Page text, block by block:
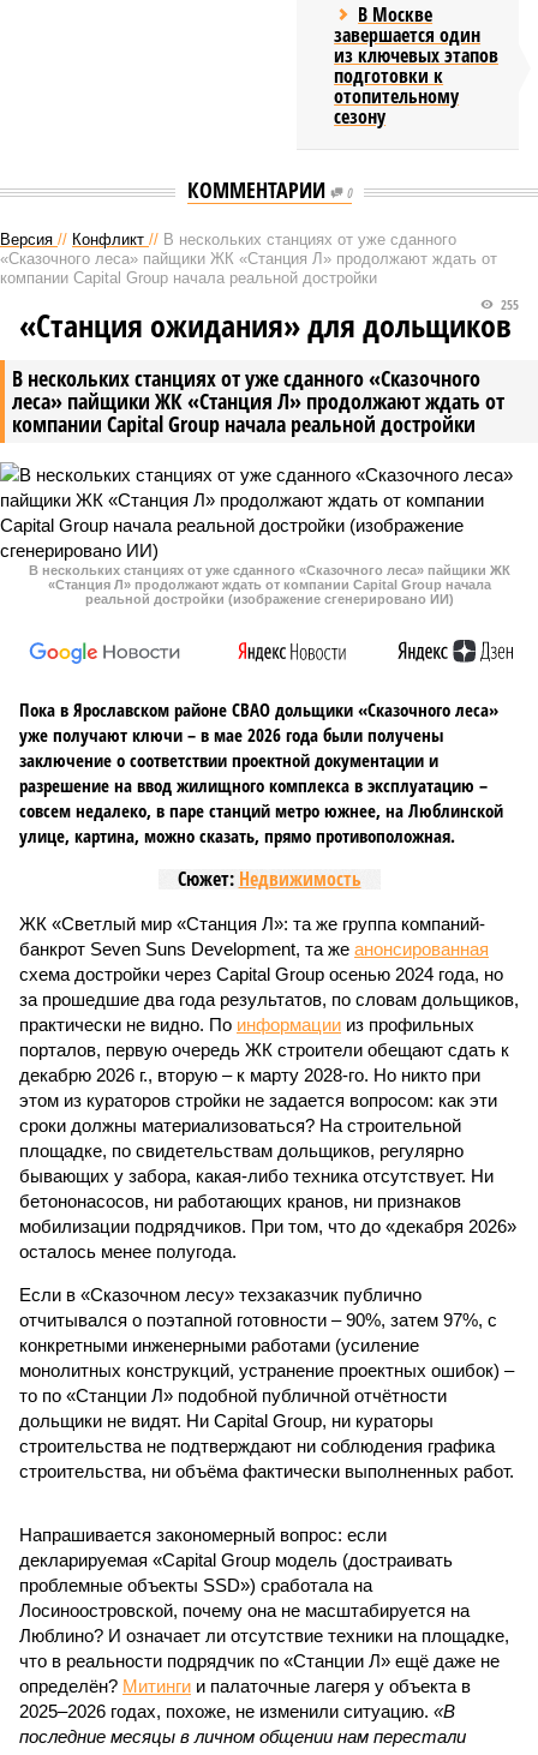
В Москве
завершается один
из ключевых этапов
подготовки к
отопительному
сезону
КОММЕНТАРИИ 0
Версия // Конфликт // В нескольких станциях от уже сданного
«Сказочного леса» пайщики ЖК «Станция Л» продолжают ждать от
компании Capital Group начала реальной достройки
В нескольких станциях от уже сданного «Сказочного
леса» пайщики ЖК «Станция Л» продолжают ждать от
компании Capital Group начала реальной достройки
255
«Станция ожидания» для дольщиков
В нескольких станциях от уже сданного «Сказочного леса» пайщики ЖК
«Станция Л» продолжают ждать от компании Capital Group начала
реальной достройки (изображение сгенерировано ИИ)
Пока в Ярославском районе СВАО дольщики «Сказочного леса»
уже получают ключи – в мае 2026 года были получены
заключение о соответствии проектной документации и
разрешение на ввод жилищного комплекса в эксплуатацию –
совсем недалеко, в паре станций метро южнее, на Люблинской
улице, картина, можно сказать, прямо противоположная.
Сюжет: Недвижимость
ЖК «Светлый мир «Станция Л»: та же группа компаний-
банкрот Seven Suns Development, та же анонсированная
схема достройки через Capital Group осенью 2024 года, но
за прошедшие два года результатов, по словам дольщиков,
практически не видно. По информации из профильных
порталов, первую очередь ЖК строители обещают сдать к
декабрю 2026 г., вторую – к марту 2028-го. Но никто при
этом из кураторов стройки не задается вопросом: как эти
сроки должны материализоваться? На строительной
площадке, по свидетельствам дольщиков, регулярно
бывающих у забора, какая-либо техника отсутствует. Ни
бетононасосов, ни работающих кранов, ни признаков
мобилизации подрядчиков. При том, что до «декабря 2026»
осталось менее полугода.
Если в «Сказочном лесу» техзаказчик публично
отчитывался о поэтапной готовности – 90%, затем 97%, с
конкретными инженерными работами (усиление
монолитных конструкций, устранение проектных ошибок) –
то по «Станции Л» подобной публичной отчётности
дольщики не видят. Ни Capital Group, ни кураторы
строительства не подтверждают ни соблюдения графика
строительства, ни объёма фактически выполненных работ.
Напрашивается закономерный вопрос: если
декларируемая «Capital Group модель (достраивать
проблемные объекты SSD») сработала на
Лосиноостровской, почему она не масштабируется на
Люблино? И означает ли отсутствие техники на площадке,
что в реальности подрядчик по «Станции Л» ещё даже не
определён? Митинги и палаточные лагеря у объекта в
2025–2026 годах, похоже, не изменили ситуацию. «В
последние месяцы в личном общении нам перестали